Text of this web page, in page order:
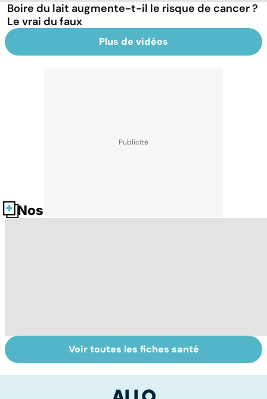
Boire du lait augmente-t-il le risque de cancer ?
Le vrai du faux
Plus de vidéos
Nos fiches santé
HPV : tout savoir
sur les
Faire du sport à
domicile, c'est
Voir toutes les fiches santé